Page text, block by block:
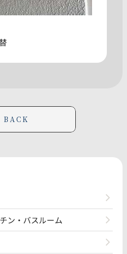
BACK
ン・バスルーム